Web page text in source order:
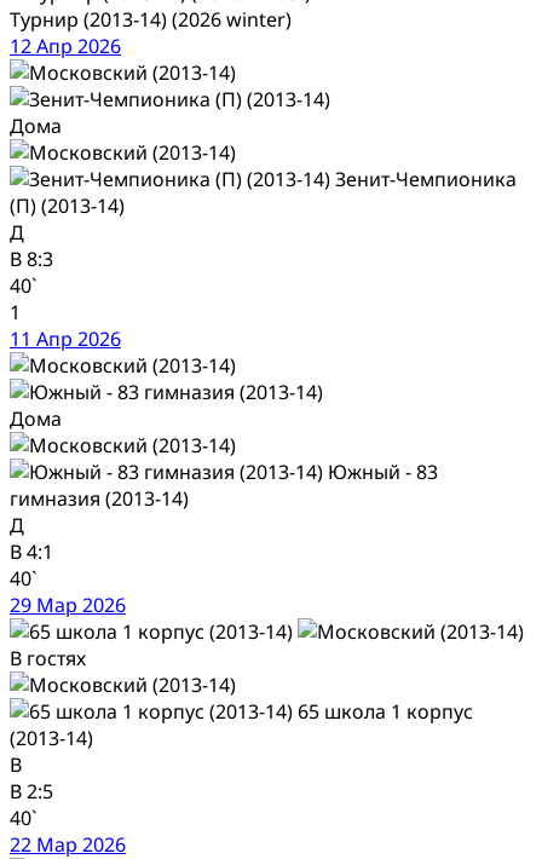
Турнир (2013-14) (2026 winter)
12 Апр 2026
Дома
Зенит-Чемпионика
(П) (2013-14)
Д
В8:3
40`
1
11 Апр 2026
Дома
Южный - 83
гимназия (2013-14)
Д
В4:1
40`
29 Мар 2026
В гостях
65 школа 1 корпус
(2013-14)
В
В2:5
40`
22 Мар 2026